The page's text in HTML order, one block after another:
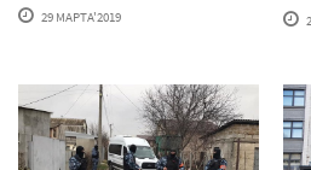
29 МАРТА'2019